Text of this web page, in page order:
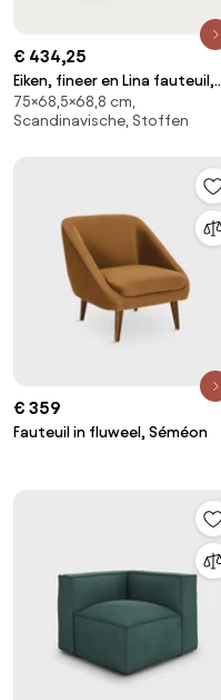
€ 434,25
Eiken, fineer en Lina fauteuil,
DILMA
75×68,5×68,8 cm,
Scandinavische, Stoffen
€ 359
Fauteuil in fluweel, Séméon